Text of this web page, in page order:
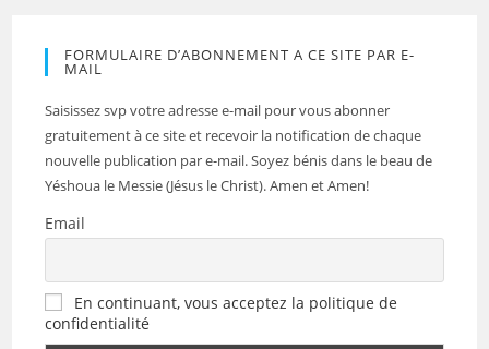
FORMULAIRE D’ABONNEMENT A CE SITE PAR E-
MAIL
Saisissez svp votre adresse e-mail pour vous abonner
gratuitement à ce site et recevoir la notification de chaque
nouvelle publication par e-mail. Soyez bénis dans le beau de
Yéshoua le Messie (Jésus le Christ). Amen et Amen!
Email
En continuant, vous acceptez la politique de
confidentialité